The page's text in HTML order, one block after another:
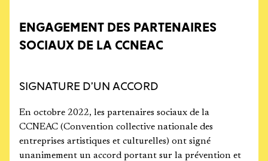
ENGAGEMENT DES PARTENAIRES
SOCIAUX DE LA CCNEAC
SIGNATURE D’UN ACCORD
En octobre 2022, les partenaires sociaux de la
CCNEAC (Convention collective nationale des
entreprises artistiques et culturelles) ont signé
unanimement un accord portant sur la prévention et